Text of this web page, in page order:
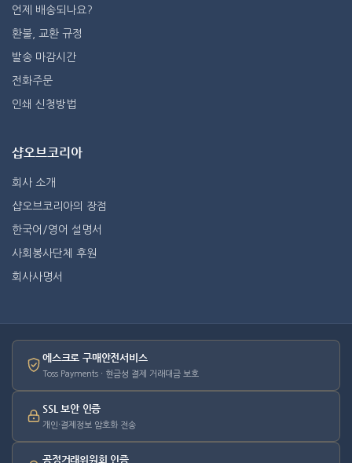
언제 배송되나요?
환불, 교환 규정
발송 마감시간
전화주문
인쇄 신청방법
샵오브코리아
회사 소개
샵오브코리아의 장점
한국어/영어 설명서
사회봉사단체 후원
회사사명서
에스크로 구매안전서비스
Toss Payments · 현금성 결제 거래대금 보호
SSL 보안 인증
개인·결제정보 암호화 전송
공정거래위원회 인증